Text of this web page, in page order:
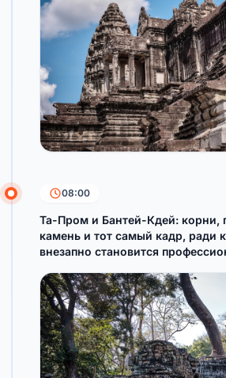
08:00
Та-Пром и Бантей-Кдей: корни,
камень и тот самый кадр, ради
внезапно становится